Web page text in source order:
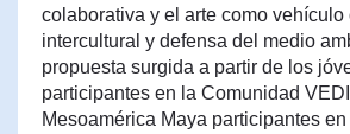
colaborativa y el arte como vehículo
intercultural y defensa del medio
propuesta surgida a partir de los
participantes en la Comunidad
Mesoamérica Maya participantes